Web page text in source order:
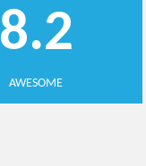
8.2
AWESOME